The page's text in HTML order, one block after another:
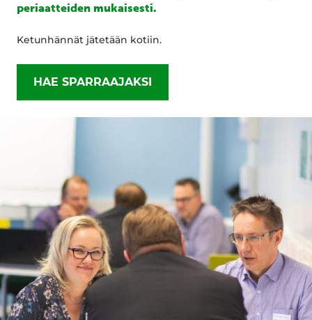
periaatteiden mukaisesti.
Ketunhännät jätetään kotiin.
HAE SPARRAAJAKSI